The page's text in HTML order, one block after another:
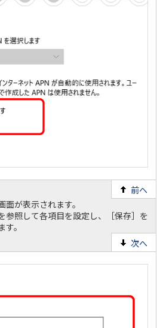
面が表示されます。
参照して各項目を設定し、［保存］を
。
前へ
次へ